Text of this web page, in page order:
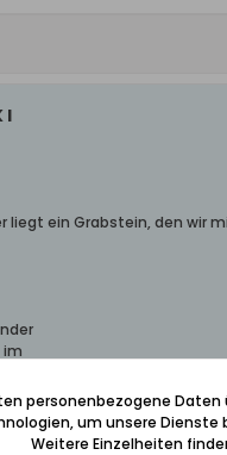
I
liegt ein Grabstein, den wir
im
"Er war Landwirt und
personenbezogene
um unsere
Weitere Einzelheiten